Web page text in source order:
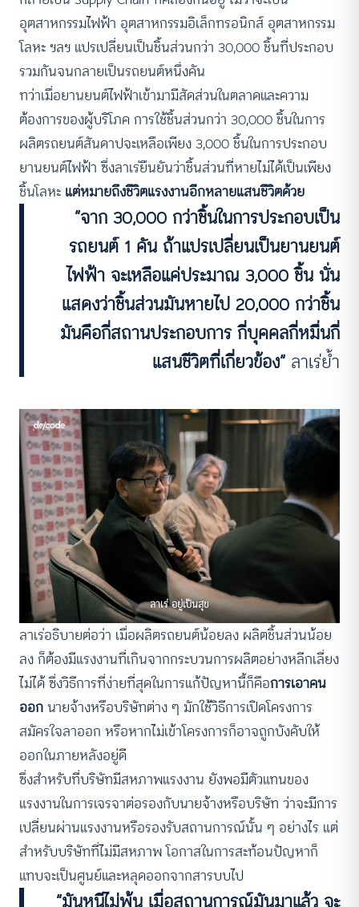
อุตสาหกรรมไฟฟ้า อุตสาหกรรมอิเล็กทรอนิกส์ อุตสาหกรรม
โลหะ ฯลฯ แปรเปลี่ยนเป็นชิ้นส่วนกว่า 30,000 ชิ้นที่ประกอบ
รวมกันจนกลายเป็นรถยนต์หนึ่งคัน
ทว่าเมื่อยานยนต์ไฟฟ้าเข้ามามีสัดส่วนในตลาดและความ
ต้องการของผู้บริโภค การใช้ชิ้นส่วนกว่า 30,000 ชิ้นในการ
ผลิตรถยนต์สันดาปจะเหลือเพียง 3,000 ชิ้นในการประกอบ
ยานยนต์ไฟฟ้า ซึ่งลาเร่ยืนยันว่าชิ้นส่วนที่หายไม่ได้เป็นเพียง
ชิ้นโลหะ แต่หมายถึงชีวิตแรงงานอีกหลายแสนชีวิตด้วย
“จาก 30,000 กว่าชิ้นในการประกอบเป็น
รถยนต์ 1 คัน ถ้าแปรเปลี่ยนเป็นยานยนต์
ไฟฟ้า จะเหลือแค่ประมาณ 3,000 ชิ้น นั่น
แสดงว่าชิ้นส่วนมันหายไป 20,000 กว่าชิ้น
มันคือกี่สถานประกอบการ กี่บุคคลกี่หมื่นกี่
แสนชีวิตที่เกี่ยวข้อง” ลาเร่ย้ำ
ลาเร่ อยู่เป็นสุข
ลาเร่อธิบายต่อว่า เมื่อผลิตรถยนต์น้อยลง ผลิตชิ้นส่วนน้อย
ลง ก็ต้องมีแรงงานที่เกินจากกระบวนการผลิตอย่างหลีกเลี่ยง
ไม่ได้ ซึ่งวิธีการที่ง่ายที่สุดในการแก้ปัญหานี้ก็คือการเอาคน
ออกนายจ้างหรือบริษัทต่าง ๆ มักใช้วิธีการเปิดโครงการ
สมัครใจลาออก หรือหากไม่เข้าโครงการก็อาจถูกบังคับให้
ออกในภายหลังอยู่ดี
ซึ่งสำหรับที่บริษัทมีสหภาพแรงงาน ยังพอมีตัวแทนของ
แรงงานในการเจรจาต่อรองกับนายจ้างหรือบริษัท ว่าจะมีการ
เปลี่ยนผ่านแรงงานหรือรองรับสถานการณ์นั้น ๆ อย่างไร แต่
สำหรับบริษัทที่ไม่มีสหภาพ โอกาสในการสะท้อนปัญหาก็
แทบจะเป็นศูนย์และหลุดออกจากสารบบไป
“มันหนีไม่พ้น เมื่อสถานการณ์มันมาแล้ว จะ